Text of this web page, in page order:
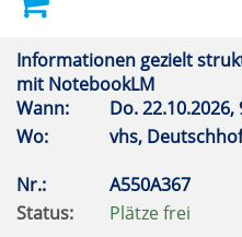
Informationen gezielt
mit NotebookLM
Wann:
Do.22.10.2026,
Wo:
vhs,
Nr.:
A550A367
Status:
Plätze frei